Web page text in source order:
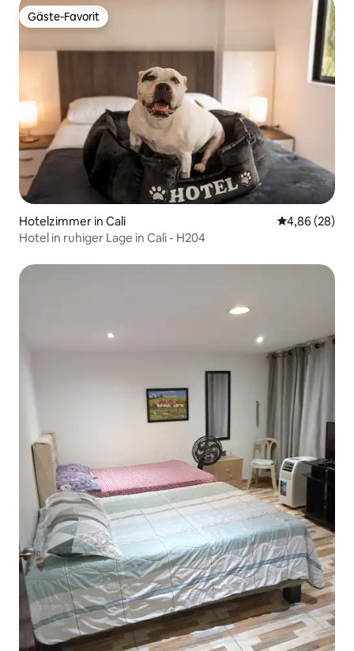
Gäste-Favorit
Gäste-Favorit
Hotelzimmer in Cali
4,86 (28)
Hotel in ruhiger Lage in Cali - H204